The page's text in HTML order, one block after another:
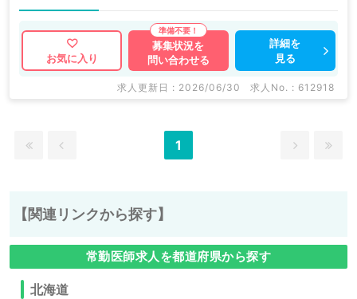
お気に入り
募集状況を
問い合わせる
詳細を
見る
求人更新日 : 2026/06/30 求人No. : 612918
1
【関連リンクから探す】
常勤医師求人を都道府県から探す
北海道